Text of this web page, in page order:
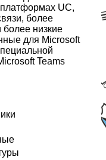
UC,
более
более низкие
для Microsoft
Teams